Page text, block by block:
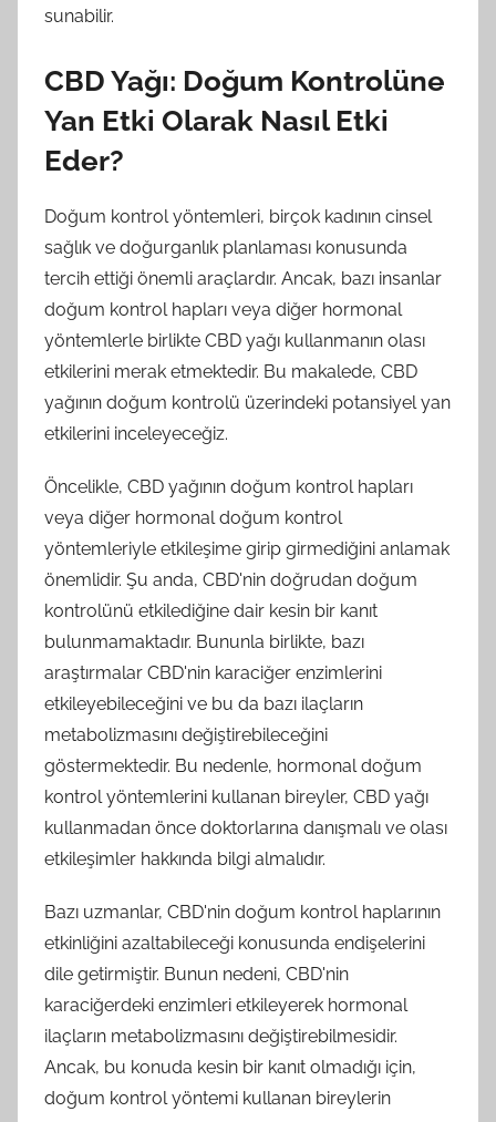
sunabilir.
CBD Yağı: Doğum Kontrolüne
Yan Etki Olarak Nasıl Etki
Eder?
Doğum kontrol yöntemleri, birçok kadının cinsel
sağlık ve doğurganlık planlaması konusunda
tercih ettiği önemli araçlardır. Ancak, bazı insanlar
doğum kontrol hapları veya diğer hormonal
yöntemlerle birlikte CBD yağı kullanmanın olası
etkilerini merak etmektedir. Bu makalede, CBD
yağının doğum kontrolü üzerindeki potansiyel yan
etkilerini inceleyeceğiz.
Öncelikle, CBD yağının doğum kontrol hapları
veya diğer hormonal doğum kontrol
yöntemleriyle etkileşime girip girmediğini anlamak
önemlidir. Şu anda, CBD'nin doğrudan doğum
kontrolünü etkilediğine dair kesin bir kanıt
bulunmamaktadır. Bununla birlikte, bazı
araştırmalar CBD'nin karaciğer enzimlerini
etkileyebileceğini ve bu da bazı ilaçların
metabolizmasını değiştirebileceğini
göstermektedir. Bu nedenle, hormonal doğum
kontrol yöntemlerini kullanan bireyler, CBD yağı
kullanmadan önce doktorlarına danışmalı ve olası
etkileşimler hakkında bilgi almalıdır.
Bazı uzmanlar, CBD'nin doğum kontrol haplarının
etkinliğini azaltabileceği konusunda endişelerini
dile getirmiştir. Bunun nedeni, CBD'nin
karaciğerdeki enzimleri etkileyerek hormonal
ilaçların metabolizmasını değiştirebilmesidir.
Ancak, bu konuda kesin bir kanıt olmadığı için,
doğum kontrol yöntemi kullanan bireylerin